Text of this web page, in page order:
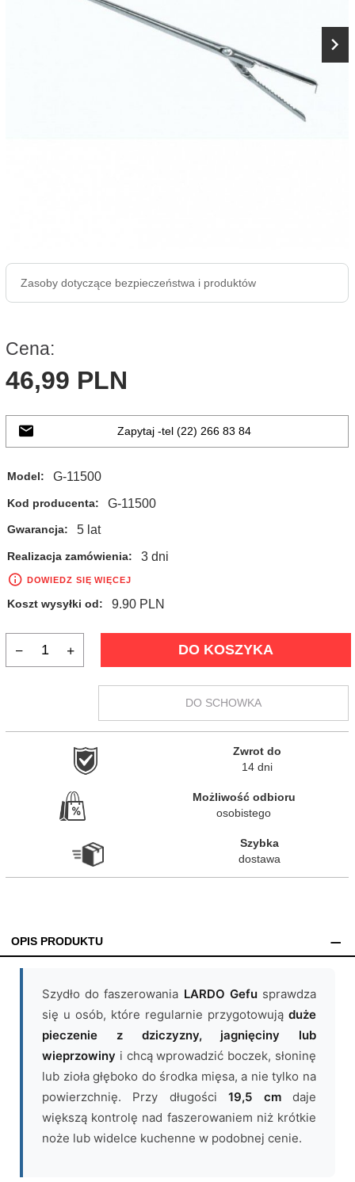
Zasoby dotyczące bezpieczeństwa i produktów
Cena:
46,99 PLN
Zapytaj -tel (22) 266 83 84
Model: G-11500
Kod producenta: G-11500
Gwarancja: 5 lat
Realizacja zamówienia: 3 dni
DOWIEDZ SIĘ WIĘCEJ
Koszt wysyłki od: 9.90 PLN
DO KOSZYKA
DO SCHOWKA
Zwrot do
14 dni
Możliwość odbioru
osobistego
Szybka
dostawa
OPIS PRODUKTU
Szydło do faszerowania LARDO Gefusprawdza
się u osób, które regularnie przygotowują duże
pieczenie z dziczyzny, jagnięciny lub
wieprzowiny i chcą wprowadzić boczek, słoninę
lub zioła głęboko do środka mięsa, a nie tylko na
powierzchnię. Przy długości19,5 cmdaje
większą kontrolę nad faszerowaniem niż krótkie
noże lub widelce kuchenne w podobnej cenie.